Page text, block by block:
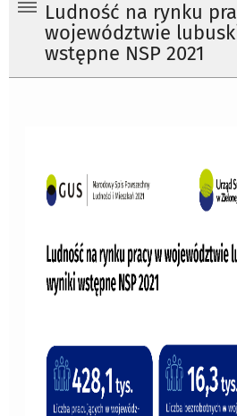
Ludność na rynku
województwie
wstępne NSP 2021